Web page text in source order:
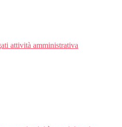
attività amministrativa